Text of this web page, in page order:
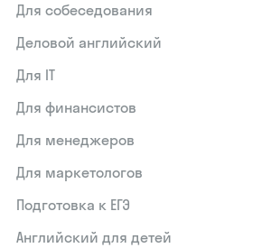
Для собеседования
Деловой английский
Для IT
Для финансистов
Для менеджеров
Для маркетологов
Подготовка к ЕГЭ
Английский для детей